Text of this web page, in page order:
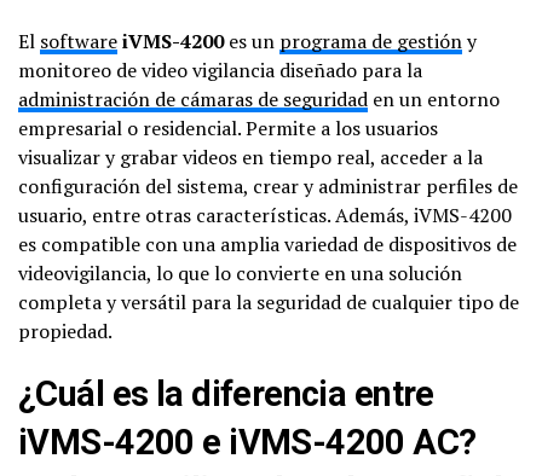
El softwareiVMS-4200es un programa de gestióny
monitoreo de video vigilancia diseñado para la
administración de cámaras de seguridad en un entorno
empresarial o residencial. Permite a los usuarios
visualizar y grabar videos en tiempo real, acceder a la
configuración del sistema, crear y administrar perfiles de
usuario, entre otras características. Además, iVMS-4200
es compatible con una amplia variedad de dispositivos de
videovigilancia, lo que lo convierte en una solución
completa y versátil para la seguridad de cualquier tipo de
propiedad.
¿Cuál es la diferencia entre
iVMS-4200 e iVMS-4200 AC?